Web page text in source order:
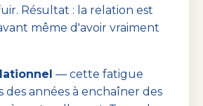
Résultat : la relation est
même d'avoir vraiment
— cette fatigue
des années à enchaîner des